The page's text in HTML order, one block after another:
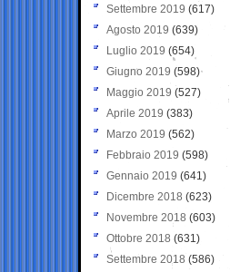
Settembre 2019 (617)
Agosto 2019 (639)
Luglio 2019 (654)
Giugno 2019 (598)
Maggio 2019 (527)
Aprile 2019 (383)
Marzo 2019 (562)
Febbraio 2019 (598)
Gennaio 2019 (641)
Dicembre 2018 (623)
Novembre 2018 (603)
Ottobre 2018 (631)
Settembre 2018 (586)